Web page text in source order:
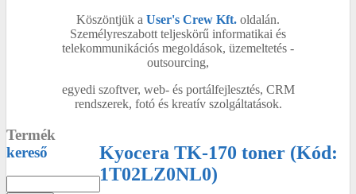
Köszöntjük a User's Crew Kft. oldalán.
Személyreszabott teljeskörű informatikai és
telekommunikációs megoldások, üzemeltetés -
outsourcing,
egyedi szoftver, web- és portálfejlesztés, CRM
rendszerek, fotó és kreatív szolgáltatások.
Kyocera TK-170 toner (Kód:
1T02LZ0NL0)
Termék
kereső